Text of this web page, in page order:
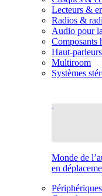
Lecteurs &
Radios &
Audio pour
Composants
Haut-parleurs
Multiroom
Systèmes
Monde de
en